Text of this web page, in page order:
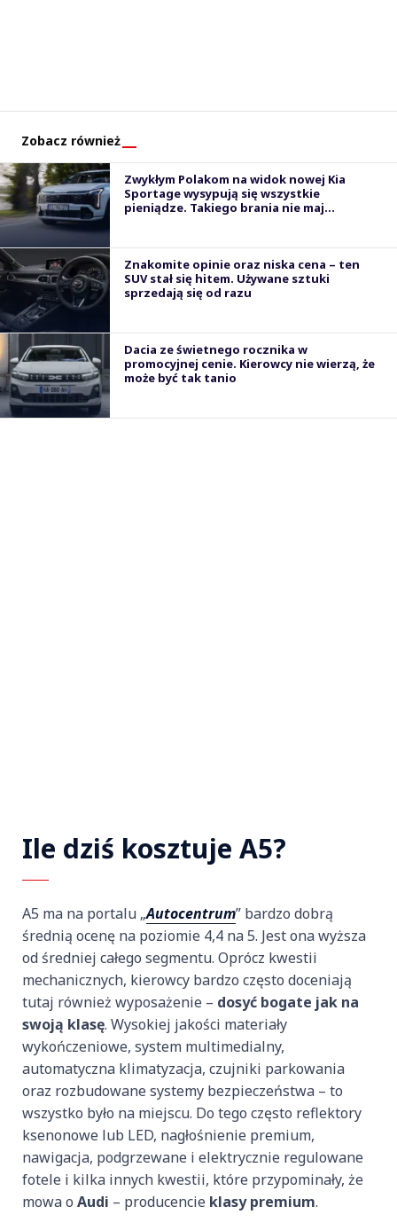
Zobacz również
Zwykłym Polakom na widok nowej Kia
Sportage wysypują się wszystkie
pieniądze. Takiego brania nie maj...
Znakomite opinie oraz niska cena – ten
SUV stał się hitem. Używane sztuki
sprzedają się od razu
Dacia ze świetnego rocznika w
promocyjnej cenie. Kierowcy nie wierzą, że
może być tak tanio
Ile dziś kosztuje A5?
A5 ma na portalu „Autocentrum” bardzo dobrą
średnią ocenę na poziomie 4,4 na 5. Jest ona wyższa
od średniej całego segmentu. Oprócz kwestii
mechanicznych, kierowcy bardzo często doceniają
tutaj również wyposażenie – dosyć bogate jak na
swoją klasę. Wysokiej jakości materiały
wykończeniowe, system multimedialny,
automatyczna klimatyzacja, czujniki parkowania
oraz rozbudowane systemy bezpieczeństwa – to
wszystko było na miejscu. Do tego często reflektory
ksenonowe lub LED, nagłośnienie premium,
nawigacja, podgrzewane i elektrycznie regulowane
fotele i kilka innych kwestii, które przypominały, że
mowa o Audi – producencie klasy premium.